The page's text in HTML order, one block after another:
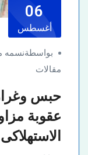
06
أغسطس
بواسطةنسمه
مقالات
حبس
عقوبة